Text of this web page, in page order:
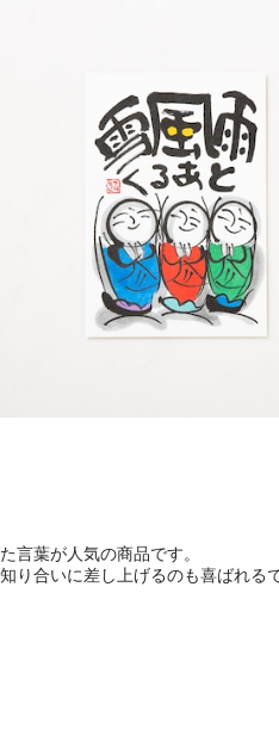
言葉が人気の商品です。
り合いに差し上げるのも喜ばれる